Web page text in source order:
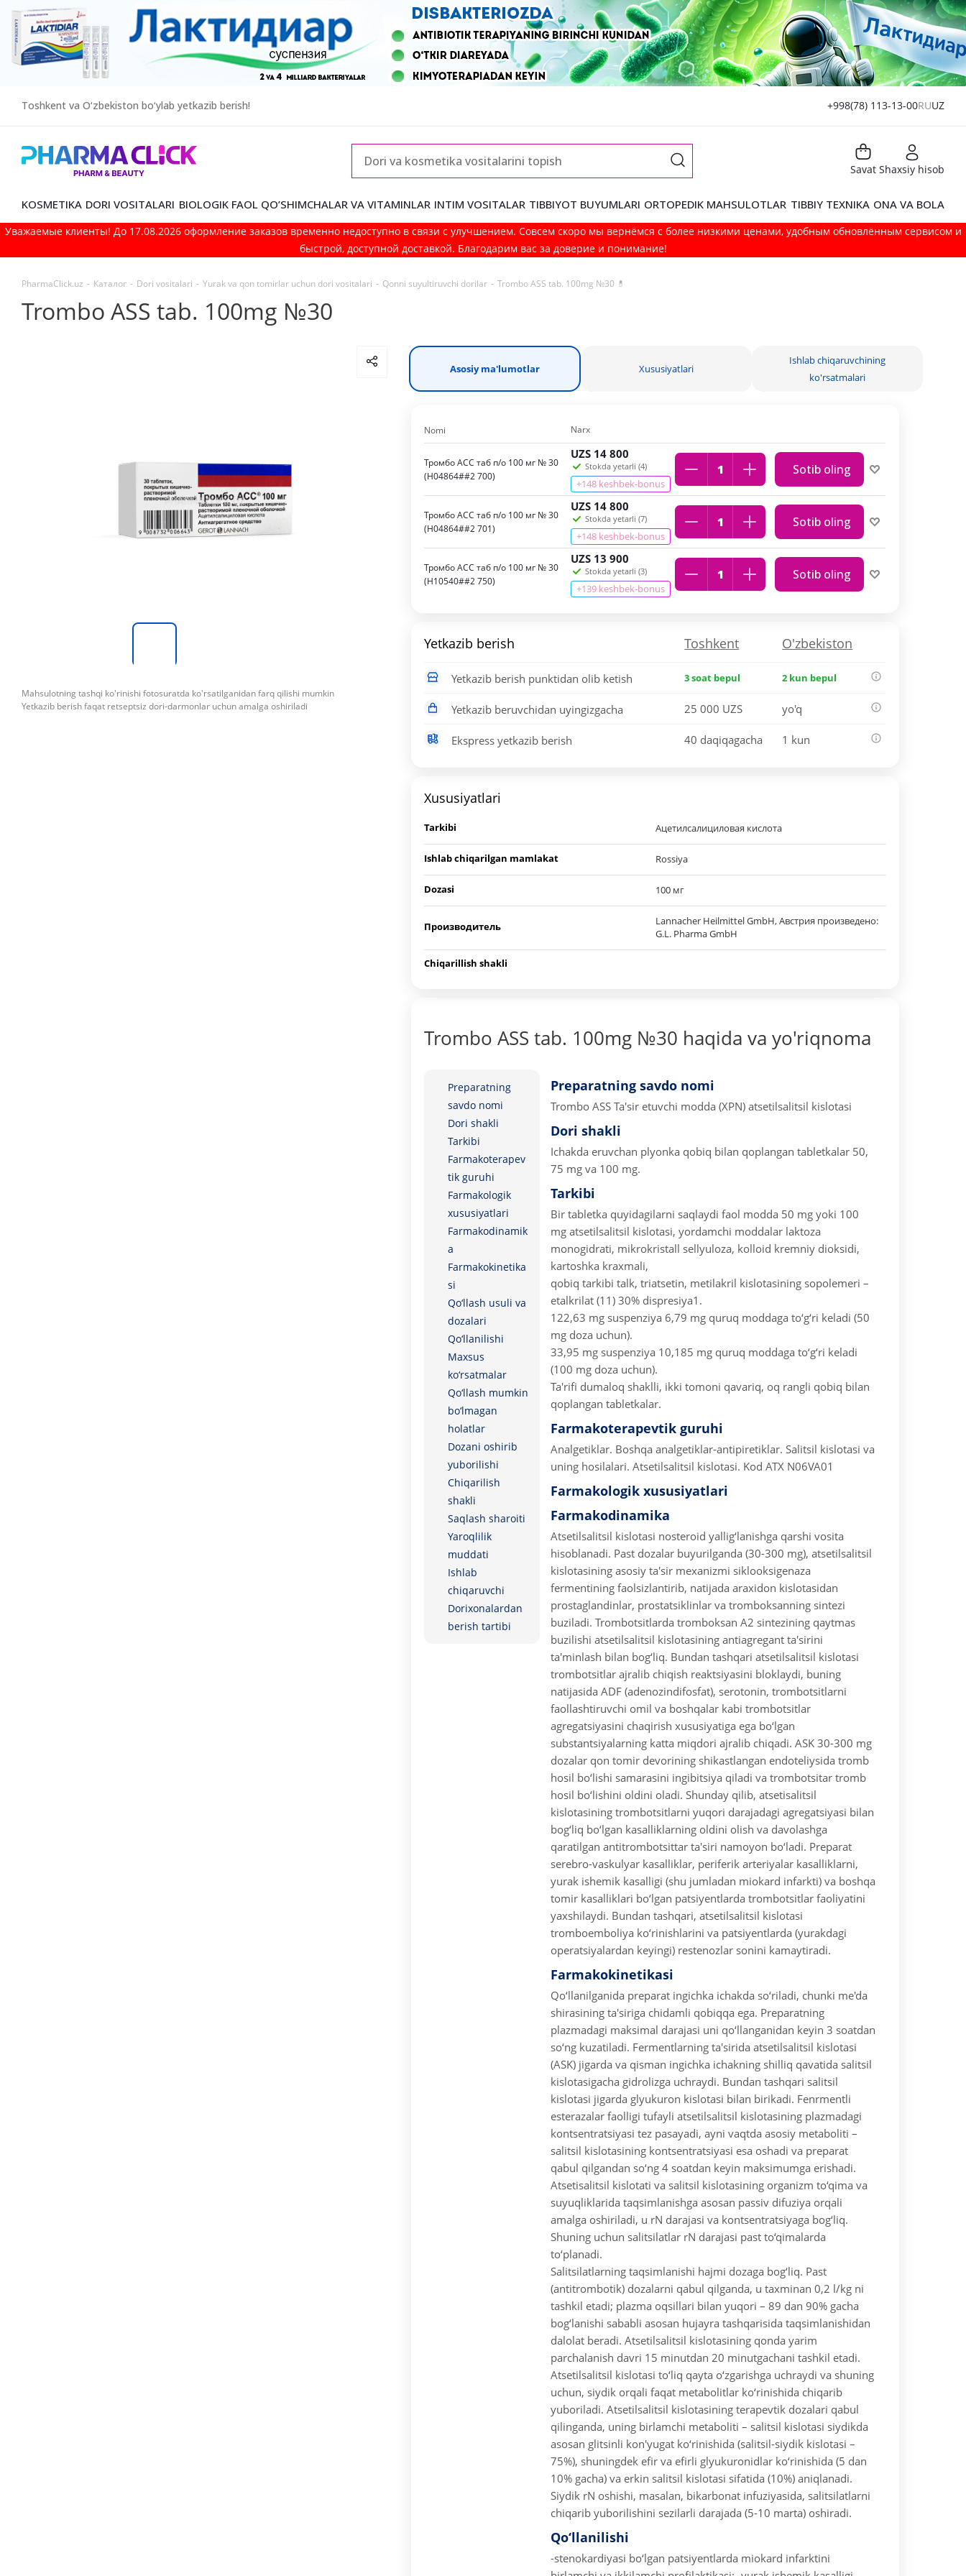
Toshkent va O‘zbekiston bo‘ylab yetkazib berish! +998(78) 113-13-00RUUZ
Savat Shaxsiy hisob
KOSMETIKA DORI VOSITALARI BIOLOGIK FAOL QO’SHIMCHALAR VA VITAMINLAR INTIM VOSITALAR TIBBIYOT BUYUMLARI ORTOPEDIK MAHSULOTLAR TIBBIY TEXNIKA ONA VA BOLA
Уважаемые клиенты! До 17.08.2026 оформление заказов временно недоступно в связи с улучшением. Совсем скоро мы вернёмся с более низкими ценами, удобным обновлённым сервисом и
быстрой, доступной доставкой. Благодарим вас за доверие и понимание!
PharmaClick.uz - Каталог - Dori vositalari - Yurak va qon tomirlar uchun dori vositalari - Qonni suyultiruvchi dorilar - Trombo ASS tab. 100mg №30 💊
Trombo ASS tab. 100mg №30
Mahsulotning tashqi ko'rinishi fotosuratda ko'rsatilganidan farq qilishi mumkin
Yetkazib berish faqat retseptsiz dori-darmonlar uchun amalga oshiriladi
Asosiy ma'lumotlar Xususiyatlari
Ishlab chiqaruvchining
ko'rsatmalari
Nomi Narx
Тромбо АСС таб п/о 100 мг № 30
(Н04864##2 700)
UZS 14 800
Stokda yetarli (4)
+148 keshbek-bonus
Sotib oling
Тромбо АСС таб п/о 100 мг № 30
(Н04864##2 701)
UZS 14 800
Stokda yetarli (7)
+148 keshbek-bonus
Sotib oling
Тромбо АСС таб п/о 100 мг № 30
(H10540##2 750)
UZS 13 900
Stokda yetarli (3)
+139 keshbek-bonus
Sotib oling
Yetkazib berish Toshkent O'zbekiston
Yetkazib berish punktidan olib ketish 3 soat bepul 2 kun bepul
Yetkazib beruvchidan uyingizgacha 25 000 UZS yo'q
Ekspress yetkazib berish 40 daqiqagacha 1 kun
Xususiyatlari
Tarkibi Ацетилсалициловая кислота
Ishlab chiqarilgan mamlakat Rossiya
Dozasi 100 мг
Производитель
Lannacher Heilmittel GmbH, Австрия произведено:
G.L. Pharma GmbH
Chiqarillish shakli
Trombo ASS tab. 100mg №30 haqida va yo'riqnoma
Preparatning
savdo nomi
Dori shakli
Tarkibi
Farmakoterapev
tik guruhi
Farmakologik
xususiyatlari
Farmakodinamik
a
Farmakokinetika
si
Qo‘llash usuli va
dozalari
Qo‘llanilishi
Maxsus
ko‘rsatmalar
Qo‘llash mumkin
bo‘lmagan
holatlar
Dozani oshirib
yuborilishi
Chiqarilish
shakli
Saqlash sharoiti
Yaroqlilik
muddati
Ishlab
chiqaruvchi
Dorixonalardan
berish tartibi
Preparatning savdo nomi
Trombo ASSTa'sir etuvchi modda (XPN) atsetilsalitsil kislotasi
Dori shakli
Ichakda eruvchan plyonka qobiq bilan qoplangan tabletkalar 50,
75 mg va 100 mg.
Tarkibi
Bir tabletka quyidagilarni saqlaydi faol modda 50 mg yoki 100
mg atsetilsalitsil kislotasi, yordamchi moddalar laktoza
monogidrati, mikrokristall sellyuloza, kolloid kremniy dioksidi,
kartoshka kraxmali,
qobiq tarkibi talk, triatsetin, metilakril kislotasining sopolemeri –
etalkrilat (11) 30% dispresiya1.
122,63 mg suspenziya 6,79 mg quruq moddaga to‘g‘ri keladi (50
mg doza uchun).
33,95 mg suspenziya 10,185 mg quruq moddaga to‘g‘ri keladi
(100 mg doza uchun).
Ta'rifi dumaloq shaklli, ikki tomoni qavariq, oq rangli qobiq bilan
qoplangan tabletkalar.
Farmakoterapevtik guruhi
Analgetiklar. Boshqa analgetiklar-antipiretiklar. Salitsil kislotasi va
uning hosilalari. Atsetilsalitsil kislotasi. Kod ATX N06VA01
Farmakologik xususiyatlari
Farmakodinamika
Atsetilsalitsil kislotasi nosteroid yallig‘lanishga qarshi vosita
hisoblanadi. Past dozalar buyurilganda (30-300 mg), atsetilsalitsil
kislotasining asosiy ta'sir mexanizmi siklooksigenaza
fermentining faolsizlantirib, natijada araxidon kislotasidan
prostaglandinlar, prostatsiklinlar va tromboksanning sintezi
buziladi. Trombotsitlarda tromboksan A2 sintezining qaytmas
buzilishi atsetilsalitsil kislotasining antiagregant ta'sirini
ta'minlash bilan bog‘liq. Bundan tashqari atsetilsalitsil kislotasi
trombotsitlar ajralib chiqish reaktsiyasini bloklaydi, buning
natijasida ADF (adenozindifosfat), serotonin, trombotsitlarni
faollashtiruvchi omil va boshqalar kabi trombotsitlar
agregatsiyasini chaqirish xususiyatiga ega bo‘lgan
substantsiyalarning katta miqdori ajralib chiqadi. ASK 30-300 mg
dozalar qon tomir devorining shikastlangan endoteliysida tromb
hosil bo‘lishi samarasini ingibitsiya qiladi va trombotsitar tromb
hosil bo‘lishini oldini oladi. Shunday qilib, atsetisalitsil
kislotasining trombotsitlarni yuqori darajadagi agregatsiyasi bilan
bog‘liq bo‘lgan kasalliklarning oldini olish va davolashga
qaratilgan antitrombotsittar ta'siri namoyon bo‘ladi. Preparat
serebro-vaskulyar kasalliklar, periferik arteriyalar kasalliklarni,
yurak ishemik kasalligi (shu jumladan miokard infarkti) va boshqa
tomir kasalliklari bo‘lgan patsiyentlarda trombotsitlar faoliyatini
yaxshilaydi. Bundan tashqari, atsetilsalitsil kislotasi
tromboemboliya ko‘rinishlarini va patsiyentlarda (yurakdagi
operatsiyalardan keyingi) restenozlar sonini kamaytiradi.
Farmakokinetikasi
Qo‘llanilganida preparat ingichka ichakda so‘riladi, chunki me'da
shirasining ta'siriga chidamli qobiqqa ega. Preparatning
plazmadagi maksimal darajasi uni qo‘llanganidan keyin 3 soatdan
so‘ng kuzatiladi. Fermentlarning ta'sirida atsetilsalitsil kislotasi
(ASK) jigarda va qisman ingichka ichakning shilliq qavatida salitsil
kislotasigacha gidrolizga uchraydi. Bundan tashqari salitsil
kislotasi jigarda glyukuron kislotasi bilan birikadi. Fenrmentli
esterazalar faolligi tufayli atsetilsalitsil kislotasining plazmadagi
kontsentratsiyasi tez pasayadi, ayni vaqtda asosiy metaboliti –
salitsil kislotasining kontsentratsiyasi esa oshadi va preparat
qabul qilgandan so‘ng 4 soatdan keyin maksimumga erishadi.
Atsetisalitsil kislotati va salitsil kislotasining organizm to‘qima va
suyuqliklarida taqsimlanishga asosan passiv difuziya orqali
amalga oshiriladi, u rN darajasi va kontsentratsiyaga bog‘liq.
Shuning uchun salitsilatlar rN darajasi past to‘qimalarda
to‘planadi.
Salitsilatlarning taqsimlanishi hajmi dozaga bog‘liq. Past
(antitrombotik) dozalarni qabul qilganda, u taxminan 0,2 l/kg ni
tashkil etadi; plazma oqsillari bilan yuqori – 89 dan 90% gacha
bog‘lanishi sababli asosan hujayra tashqarisida taqsimlanishidan
dalolat beradi. Atsetilsalitsil kislotasining qonda yarim
parchalanish davri 15 minutdan 20 minutgachani tashkil etadi.
Atsetilsalitsil kislotasi to‘liq qayta o‘zgarishga uchraydi va shuning
uchun, siydik orqali faqat metabolitlar ko‘rinishida chiqarib
yuboriladi. Atsetilsalitsil kislotasining terapevtik dozalari qabul
qilinganda, uning birlamchi metaboliti – salitsil kislotasi siydikda
asosan glitsinli kon'yugat ko‘rinishida (salitsil-siydik kislotasi –
75%), shuningdek efir va efirli glyukuronidlar ko‘rinishida (5 dan
10% gacha) va erkin salitsil kislotasi sifatida (10%) aniqlanadi.
Siydik rN oshishi, masalan, bikarbonat infuziyasida, salitsilatlarni
chiqarib yuborilishini sezilarli darajada (5-10 marta) oshiradi.
Qo‘llanilishi
-stenokardiyasi bo‘lgan patsiyentlarda miokard infarktini